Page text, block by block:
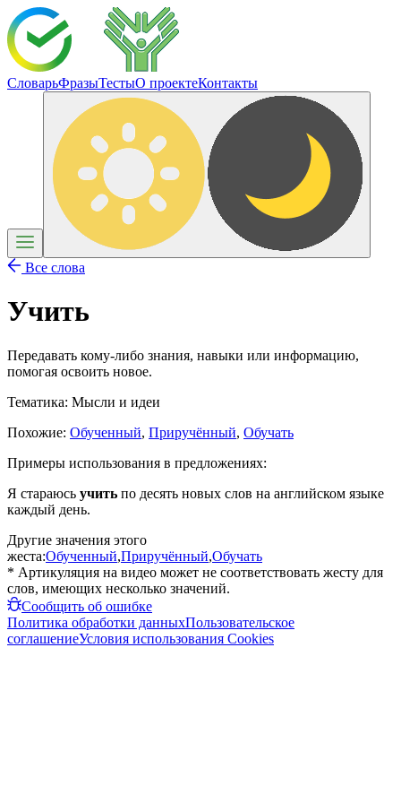
СловарьФразыТестыО проектеКонтакты
Все слова
Учить
Передавать кому-либо знания, навыки или информацию,
помогая освоить новое.
Тематика: Мысли и идеи
Похожие: Обученный, Приручённый, Обучать
Примеры использования в предложениях:
Я стараюсь учить по десять новых слов на английском языке
каждый день.
Другие значения этого
жеста:Обученный,Приручённый,Обучать
* Артикуляция на видео может не соответствовать жесту для
слов, имеющих несколько значений.
Сообщить об ошибке
Политика обработки данныхПользовательское
соглашениеУсловия использования Cookies